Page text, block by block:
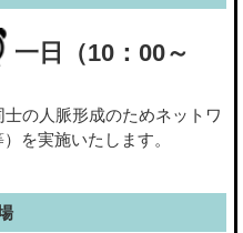
一日（10：00～
の人脈形成のためネットワ
を実施いたします。